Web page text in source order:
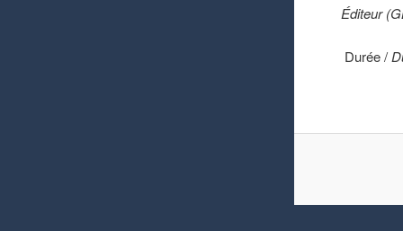
Éditeur
Durée /